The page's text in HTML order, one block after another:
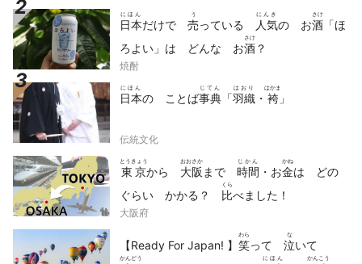
日本
にほん
だけで 売
う
っている 人気
にんき
の お酒
さけ
「ほ
ろよい」は どんな お酒
さけ
？
焼酎
日本
にほん
の ことば事典
じてん
「羽織
はおり
・ 袴
はかま
」
伝統文化
東京
とうきょう
から 大阪
おおさか
まで 時間
じかん
・お金
かね
は どの
ぐらい かかる？ 比
くら
べました！
大阪府
【Ready For Japan! 】 笑
わら
って 泣
な
いて
かんどう にほん かんこう